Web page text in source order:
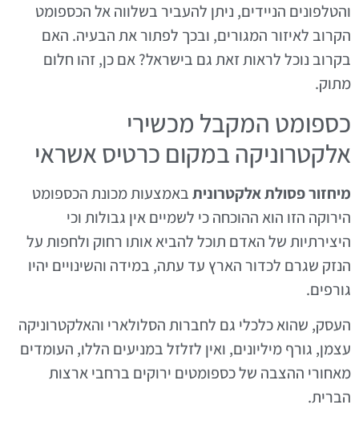
והטלפונים הניידים, ניתן להעביר בשלווה אל הכספומט
הקרוב לאיזור המגורים, ובכך לפתור את הבעיה. האם
בקרוב נוכל לראות זאת גם בישראל? אם כן, זהו חלום
מתוק.
כספומט המקבל מכשירי
אלקטרוניקה במקום כרטיס אשראי
מיחזור פסולת אלקטרוניתבאמצעות מכונת הכספומט
הירוקה הזו הוא ההוכחה כי לשמיים אין גבולות וכי
היצירתיות של האדם תוכל להביא אותו רחוק ולחפות על
הנזק שגרם לכדור הארץ עד עתה, במידה והשינויים יהיו
גורפים.
העסק, שהוא כלכלי גם לחברות הסלולארי והאלקטרוניקה
עצמן, גורף מיליונים, ואין לזלזל במניעים הללו, העומדים
מאחורי ההצבה של כספומטים ירוקים ברחבי ארצות
הברית.